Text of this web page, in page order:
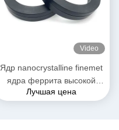
Video
Ядр nanocrystalline finemet
ядра феррита высокой
эффективности
Лучшая цена